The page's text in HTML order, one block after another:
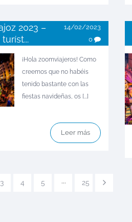
2023 –
14/02/2023
0
¡Hola zoomviajeros! Como
creemos que no habéis
tenido bastante con las
fiestas navideñas, os [...]
Leer más
3 4 5 ··· 25